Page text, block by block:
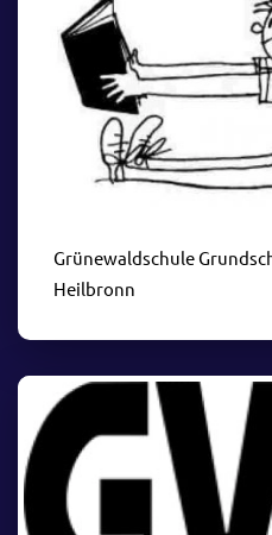
Grünewaldschule
Heilbronn